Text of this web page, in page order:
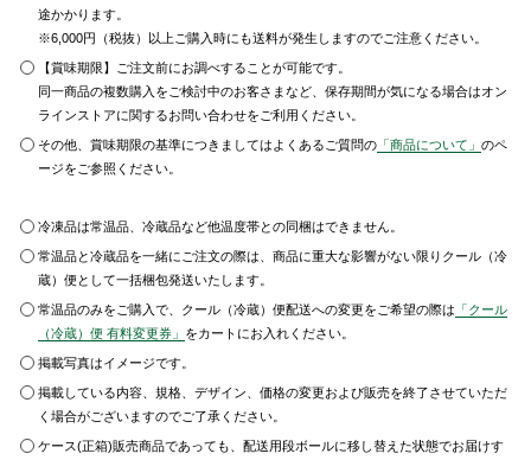
途かかります。
※6,000円（税抜）以上ご購入時にも送料が発生しますのでご注意ください。
【賞味期限】ご注文前にお調べすることが可能です。
同一商品の複数購入をご検討中のお客さまなど、保存期間が気になる場合はオン
ラインストアに関するお問い合わせをご利用ください。
その他、賞味期限の基準につきましてはよくあるご質問の 「商品について」のペ
ージをご参照ください。
冷凍品は常温品、冷蔵品など他温度帯との同梱はできません。
常温品と冷蔵品を一緒にご注文の際は、商品に重大な影響がない限りクール（冷
蔵）便として一括梱包発送いたします。
常温品のみをご購入で、クール（冷蔵）便配送への変更をご希望の際は 「クール
（冷蔵）便 有料変更券」 をカートにお入れください。
掲載写真はイメージです。
掲載している内容、規格、デザイン、価格の変更および販売を終了させていただ
く場合がございますのでご了承ください。
ケース(正箱)販売商品であっても、配送用段ボールに移し替えた状態でお届けす